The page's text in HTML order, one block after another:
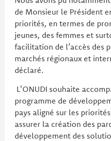
de Monsieur le Président
priorités, en termes de
jeunes, des femmes et
facilitation de l’accès des
marchés régionaux et
déclaré.
L’ONUDI souhaite
programme de
pays aligné sur les
assurer la création des
développement des